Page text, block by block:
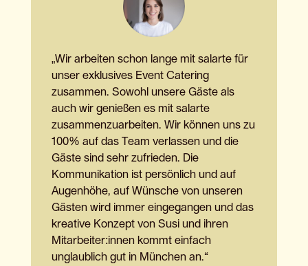
„Wir arbeiten schon lange mit salarte für
unser exklusives Event Catering
zusammen. Sowohl unsere Gäste als
auch wir genießen es mit salarte
zusammenzuarbeiten. Wir können uns zu
100% auf das Team verlassen und die
Gäste sind sehr zufrieden. Die
Kommunikation ist persönlich und auf
Augenhöhe, auf Wünsche von unseren
Gästen wird immer eingegangen und das
kreative Konzept von Susi und ihren
Mitarbeiter:innen kommt einfach
unglaublich gut in München an.“